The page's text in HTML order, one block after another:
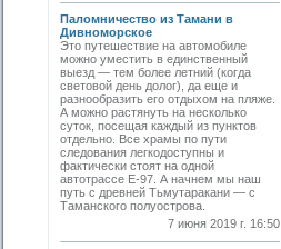
Паломничество из Тамани в
Дивноморское
Это путешествие на автомобиле
можно уместить в единственный
выезд — тем более летний (когда
световой день долог), да еще и
разнообразить его отдыхом на пляже.
А можно растянуть на несколько
суток, посещая каждый из пунктов
отдельно. Все храмы по пути
следования легкодоступны и
фактически стоят на одной
автотрассе Е-97. А начнем мы наш
путь с древней Тьмутаракани — с
Таманского полуострова.
7 июня 2019 г. 16:50